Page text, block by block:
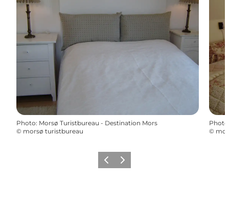
Photo: Morsø Turistbureau - Destination Mors
© morsø turistbureau
Photo
©
PrécédentSuivant